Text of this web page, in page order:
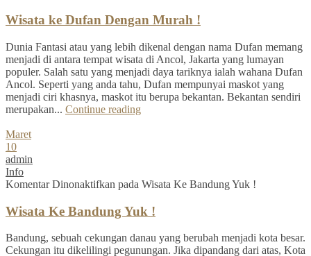
Wisata ke Dufan Dengan Murah !
Dunia Fantasi atau yang lebih dikenal dengan nama Dufan memang
menjadi di antara tempat wisata di Ancol, Jakarta yang lumayan
populer. Salah satu yang menjadi daya tariknya ialah wahana Dufan
Ancol. Seperti yang anda tahu, Dufan mempunyai maskot yang
menjadi ciri khasnya, maskot itu berupa bekantan. Bekantan sendiri
merupakan... Continue reading
Maret
10
admin
Info
Komentar Dinonaktifkan pada Wisata Ke Bandung Yuk !
Wisata Ke Bandung Yuk !
Bandung, sebuah cekungan danau yang berubah menjadi kota besar.
Cekungan itu dikelilingi pegunungan. Jika dipandang dari atas, Kota